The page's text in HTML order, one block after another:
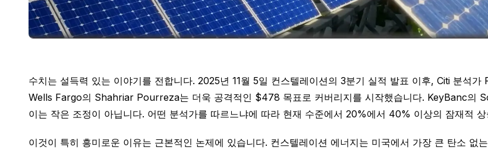
수치는 설득력 있는 이야기를 전합니다. 2025년 11월 5일 컨스텔레이션의 3분기 실적 발표 이후, Citi 분석
Wells Fargo의 Shahriar Pourreza는 더욱 공격적인 $478 목표로 커버리지를 시작했습니다. KeyBanc의
이는 작은 조정이 아닙니다. 어떤 분석가를 따르느냐에 따라 현재 수준에서 20%에서 40% 이상의 잠재적
이것이 특히 흥미로운 이유는 근본적인 논제에 있습니다. 컨스텔레이션 에너지는 미국에서 가장 큰 탄소 없